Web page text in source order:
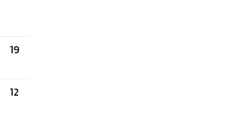
19
12